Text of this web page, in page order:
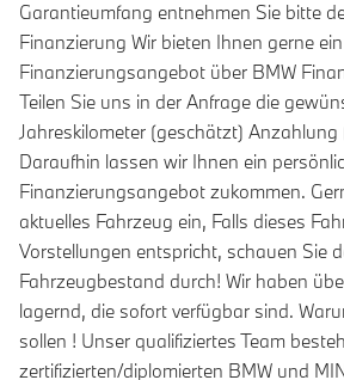
Garantieumfang entnehmen Sie bitte
Finanzierung Wir bieten Ihnen gerne
Finanzierungsangebot über BMW
Teilen Sie uns in der Anfrage die
Jahreskilometer (geschätzt)
Daraufhin lassen wir Ihnen ein
Finanzierungsangebot zukommen.
aktuelles Fahrzeug ein, Falls dieses
Vorstellungen entspricht, schauen Sie
Fahrzeugbestand durch! Wir haben
lagernd, die sofort verfügbar sind.
sollen ! Unser qualifiziertes Team
zertifizierten/diplomierten BMW und